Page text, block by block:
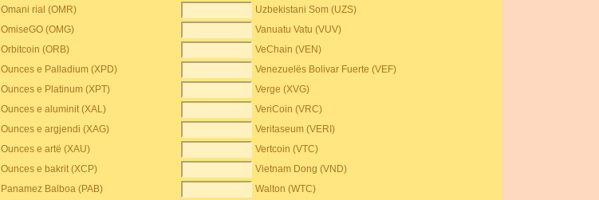
Omani rial (OMR)
Uzbekistani Som (UZS)
OmiseGO (OMG)
Vanuatu Vatu (VUV)
Orbitcoin (ORB)
VeChain (VEN)
Ounces e Palladium (XPD)
Venezuelës Bolivar Fuerte (VEF)
Ounces e Platinum (XPT)
Verge (XVG)
Ounces e aluminit (XAL)
VeriCoin (VRC)
Ounces e argjendi (XAG)
Veritaseum (VERI)
Ounces e artë (XAU)
Vertcoin (VTC)
Ounces e bakrit (XCP)
Vietnam Dong (VND)
Panamez Balboa (PAB)
Walton (WTC)